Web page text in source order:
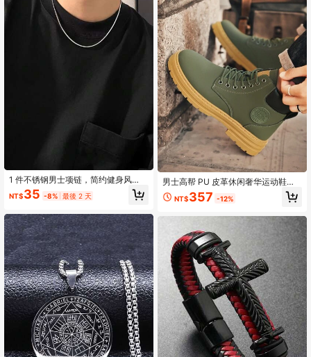
1 件不锈钢男士项链，简约健身风
格，方形蛇链，男女通用锁骨链（长
度 45 厘米-65 厘米）圣诞新年情人节
NT$35 -8% 最後 2 天
男士高帮 PU 皮革休闲奢华运动鞋，
系带运动鞋，嘻哈，街头风格，增高
鞋，适合青少年，夏季休闲，户外运
服配饰 2000 年代风格街头服饰
NT$357 -12%